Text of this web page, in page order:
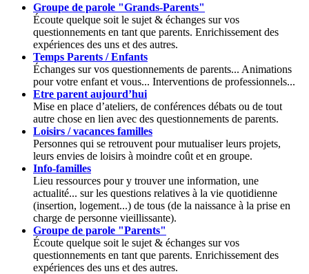
Groupe de parole "Grands-Parents"
Écoute quelque soit le sujet & échanges sur vos
questionnements en tant que parents. Enrichissement des
expériences des uns et des autres.
Temps Parents / Enfants
Échanges sur vos questionnements de parents... Animations
pour votre enfant et vous... Interventions de professionnels...
Etre parent aujourd’hui
Mise en place d’ateliers, de conférences débats ou de tout
autre chose en lien avec des questionnements de parents.
Loisirs / vacances familles
Personnes qui se retrouvent pour mutualiser leurs projets,
leurs envies de loisirs à moindre coût et en groupe.
Info-familles
Lieu ressources pour y trouver une information, une
actualité... sur les questions relatives à la vie quotidienne
(insertion, logement...) de tous (de la naissance à la prise en
charge de personne vieillissante).
Groupe de parole "Parents"
Écoute quelque soit le sujet & échanges sur vos
questionnements en tant que parents. Enrichissement des
expériences des uns et des autres.